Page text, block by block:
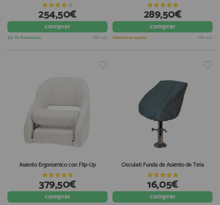
254,50€
comprar
En Existencias IVA incl.
289,50€
comprar
Seleccionar opción IVA incl.
Asiento Ergonomico con Flip-Up
379,50€
comprar
Osculati Funda de Asiento de Tela
16,05€
comprar